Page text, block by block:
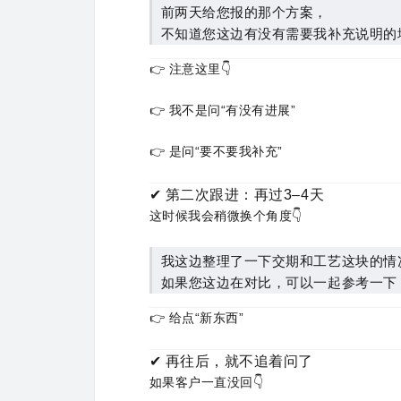
前两天给您报的那个方案，
不知道您这边有没有需要我补充说明的
👉 注意这里👇
👉 我不是问“有没有进展”
👉 是问“要不要我补充”
✔ 第二次跟进：再过3–4天
这时候我会稍微换个角度👇
我这边整理了一下交期和工艺这块的情
如果您这边在对比，可以一起参考一下
👉 给点“新东西”
✔ 再往后，就不追着问了
如果客户一直没回👇